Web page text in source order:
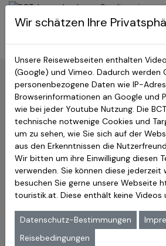
BCT-Touristik
Top 10 japanischer
Wie in vielen anderen Kulturen auch,
religiöse Heiligtümer in Japan
kann entweder ein bestimmter Ort
sein, welches eine zentrale
Religion einnimmt. Viele Religionen
Heiligtümer und verehren diese. Die
werden in der Regel besucht
um der Nachwelt erhalten zu bleiben.
Heiliger Fujisan
Wir schätzen Ihre
Unsere Reisewebseiten enthalten
(Google) und Vimeo. Dadurch werden
personenbezogene Daten wie IP-
Browserinformationen an Google und
wie bei jeder Youtube Nutzung. Die
technische notwenige Cookies und
um zu sehen, wie Sie sich auf der
aus den Erkenntnissen die
Wir bitten um ihre Einwilligung diesen
verwenden. Sie können diese
besuchen Sie gerne unsere Webseite
touristik.at. Diese enthält keine Videos
Datenschutz-Bestimmungen
Reisebedingungen